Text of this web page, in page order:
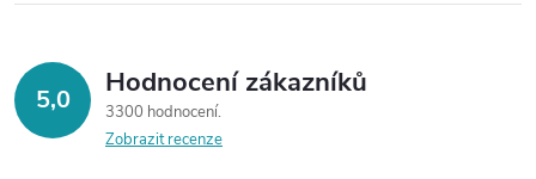
5,0 Hodnocení zákazníků
3300 hodnocení
Zobrazit recenze